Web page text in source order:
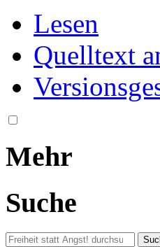
Lesen
Quelltext
Mehr
Suche